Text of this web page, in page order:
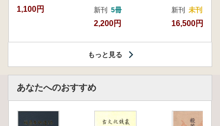
1,100円 新刊 5冊
2,200円
新刊 未刊
16,500円
もっと見る
あなたへのおすすめ